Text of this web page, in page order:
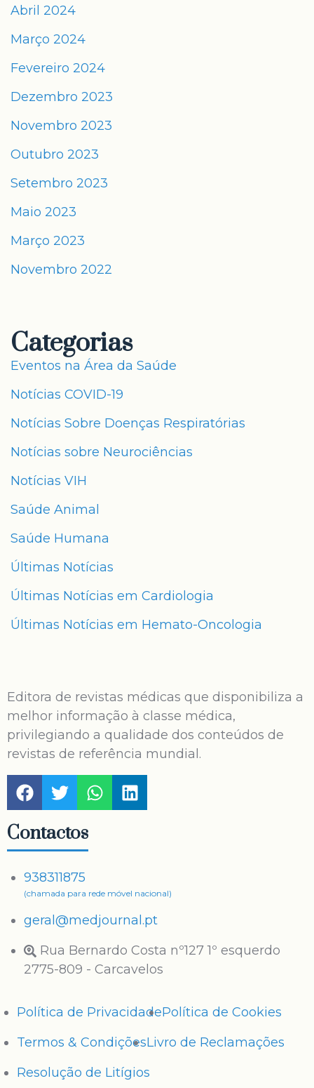
Abril 2024
Março 2024
Fevereiro 2024
Dezembro 2023
Novembro 2023
Outubro 2023
Setembro 2023
Maio 2023
Março 2023
Novembro 2022
Categorias
Eventos na Área da Saúde
Notícias COVID-19
Notícias Sobre Doenças Respiratórias
Notícias sobre Neurociências
Notícias VIH
Saúde Animal
Saúde Humana
Últimas Notícias
Últimas Notícias em Cardiologia
Últimas Notícias em Hemato-Oncologia
Editora de revistas médicas que disponibiliza a
melhor informação à classe médica,
privilegiando a qualidade dos conteúdos de
revistas de referência mundial.
Contactos
938311875
(chamada para rede móvel nacional)
geral@medjournal.pt
Rua Bernardo Costa nº127 1º esquerdo
2775-809 - Carcavelos
Política de PrivacidadePolítica de Cookies
Termos & CondiçõesLivro de Reclamações
Resolução de Litígios